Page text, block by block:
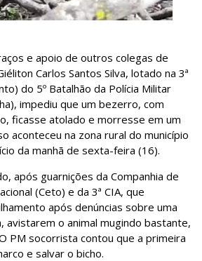
e apoio de outros colegas de
Carlos Santos Silva, lotado na 3ª
do 5º Batalhão da Polícia Militar
impediu que um bezerro, com
ficasse atolado e morresse em um
aconteceu na zona rural do município
da manhã de sexta-feira (16).
após guarnições da Companhia de
(Ceto) e da 3ª CIA, que
após denúncias sobre uma
avistarem o animal mugindo bastante,
PM socorrista contou que a primeira
e salvar o bicho.